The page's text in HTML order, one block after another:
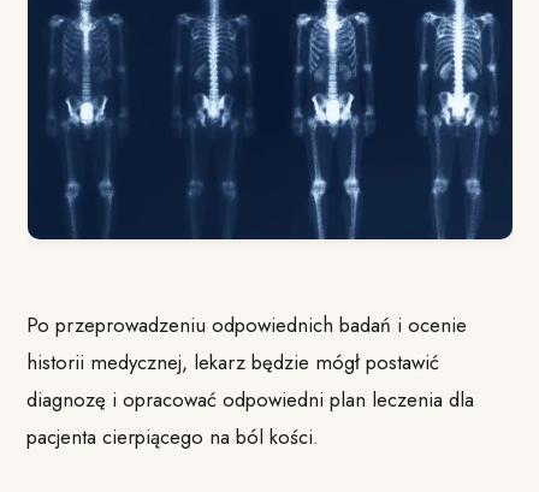
Po przeprowadzeniu odpowiednich badań i ocenie
historii medycznej, lekarz będzie mógł postawić
diagnozę i opracować odpowiedni plan leczenia dla
pacjenta cierpiącego na ból kości.